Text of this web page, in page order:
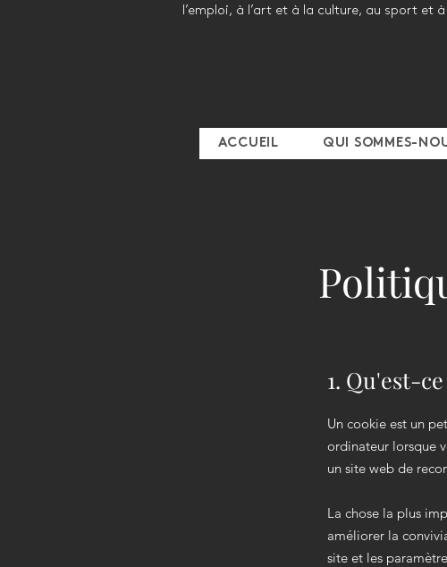
l’emploi, à l’art et à la culture, au sport et
ACCUEIL QUI SOMMES-
1. Qu'est-
Un cookie est un
ordinateur lorsque
un site web de
La chose la plus
améliorer la
site et les